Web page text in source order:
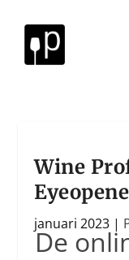
Wine
januari 2023 |
De